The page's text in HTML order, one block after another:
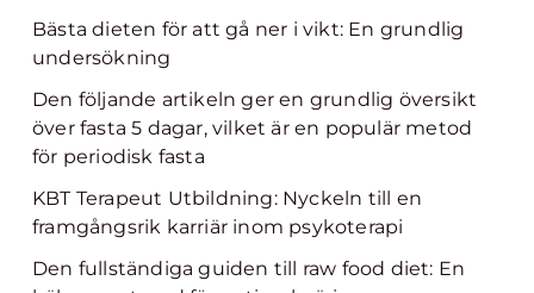
Bästa dieten för att gå ner i vikt: En grundlig
undersökning
Den följande artikeln ger en grundlig översikt
över fasta 5 dagar, vilket är en populär metod
för periodisk fasta
KBT Terapeut Utbildning: Nyckeln till en
framgångsrik karriär inom psykoterapi
Den fullständiga guiden till raw food diet: En